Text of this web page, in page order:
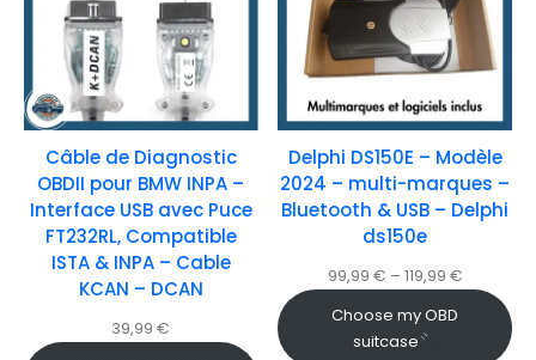
Câble de Diagnostic
OBDII pour BMW INPA –
Interface USB avec Puce
FT232RL, Compatible
ISTA & INPA – Cable
KCAN – DCAN
39,99€
Delphi DS150E – Modèle
2024 – multi-marques –
Bluetooth & USB – Delphi
ds150e
99,99 € – 119,99 €
Choose my OBD
suitcase